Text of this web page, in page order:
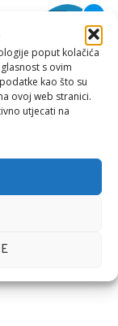
poput kolačića
s ovim
kao što su
ovoj web stranici.
utjecati na